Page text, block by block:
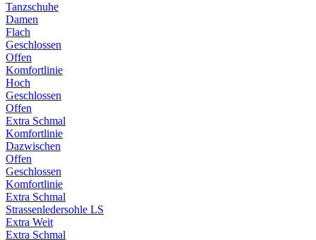
Tanzschuhe
Damen
Flach
Geschlossen
Offen
Komfortlinie
Hoch
Geschlossen
Offen
Extra Schmal
Komfortlinie
Dazwischen
Offen
Geschlossen
Komfortlinie
Extra Schmal
Strassenledersohle LS
Extra Weit
Extra Schmal